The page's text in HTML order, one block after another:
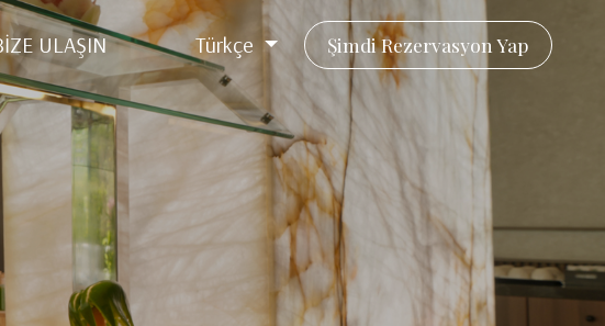
ULAŞIN Türkçe Şimdi Rezervasyon Yap